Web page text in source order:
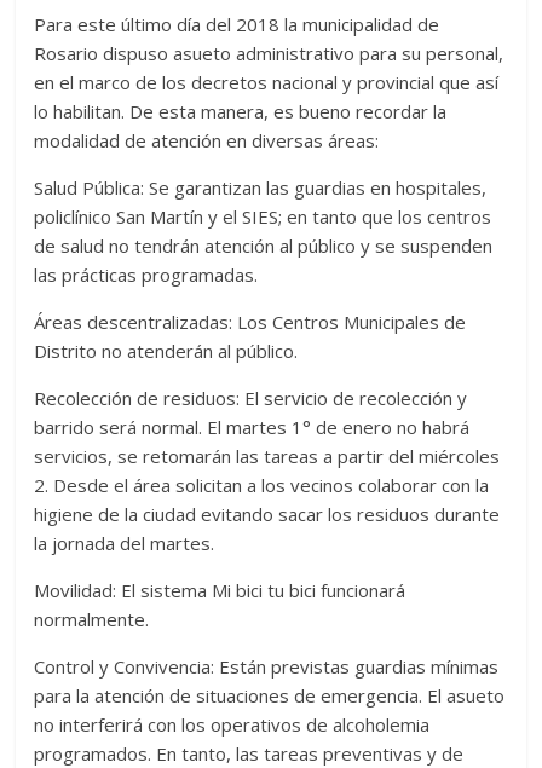
Para este último día del 2018 la municipalidad de
Rosario dispuso asueto administrativo para su personal,
en el marco de los decretos nacional y provincial que así
lo habilitan. De esta manera, es bueno recordar la
modalidad de atención en diversas áreas:
Salud Pública: Se garantizan las guardias en hospitales,
policlínico San Martín y el SIES; en tanto que los centros
de salud no tendrán atención al público y se suspenden
las prácticas programadas.
Áreas descentralizadas: Los Centros Municipales de
Distrito no atenderán al público.
Recolección de residuos: El servicio de recolección y
barrido será normal. El martes 1° de enero no habrá
servicios, se retomarán las tareas a partir del miércoles
2. Desde el área solicitan a los vecinos colaborar con la
higiene de la ciudad evitando sacar los residuos durante
la jornada del martes.
Movilidad: El sistema Mi bici tu bici funcionará
normalmente.
Control y Convivencia: Están previstas guardias mínimas
para la atención de situaciones de emergencia. El asueto
no interferirá con los operativos de alcoholemia
programados. En tanto, las tareas preventivas y de